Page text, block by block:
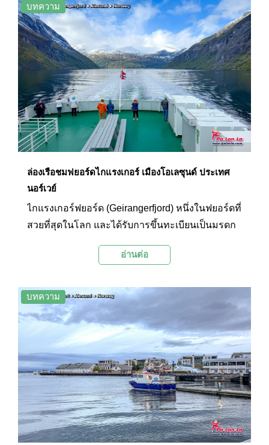
บทความ
ล่องเรือชมฟยอร์ดไกแรงเกอร์ เมืองโอเลซุนด์ ประเทศ
นอร์เวย์
ไกแรงเกอร์ฟยอร์ด (Geirangerfjord) หนึ่งในฟยอร์ดที่
สวยที่สุดในโลก และได้รับการขึ้นทะเบียนเป็นมรดก
ภูมิประเทศที่เป็นเอกลักษณ์ของหน้าผาสูงชัน น้ำตกที่
ยอร์ด ทำให้ไกแรงเกอร์ฟยอร์ดเป็นจุดหมายปลาย
ทางยอดนิยมสำหรับนักท่องเที่ยวที่ต้องการสัมผัส
ความงามของธรรมชาติอันบริสุทธิ์แห่งนอร์เวย์
อ่านต่อ
บทความ